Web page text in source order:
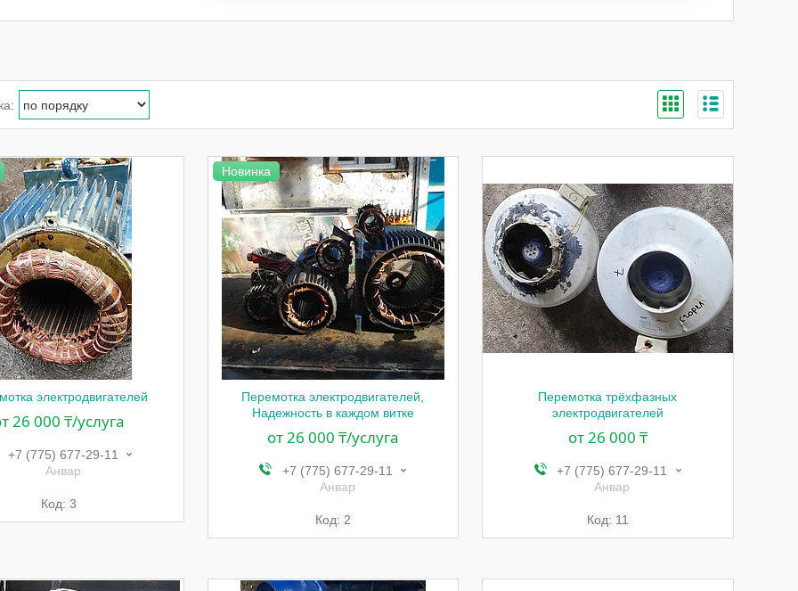
электродвигателей
26 000 ₸/услуга
+7 (775) 677-29-11
Анвар
3
Новинка
Перемотка электродвигателей,
Надежность в каждом витке
от 26 000 ₸/услуга
+7 (775) 677-29-11
Анвар
2
Перемотка трёхфазных
электродвигателей
от 26 000 ₸
+7 (775) 677-29-11
Анвар
11